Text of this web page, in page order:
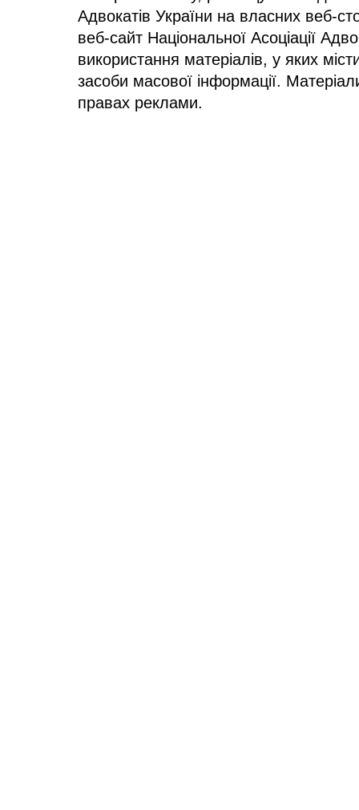
Адвокатів України на власних веб-
веб-сайт Національної Асоціації
використання матеріалів, у яких
засоби масової інформації.
правах реклами.